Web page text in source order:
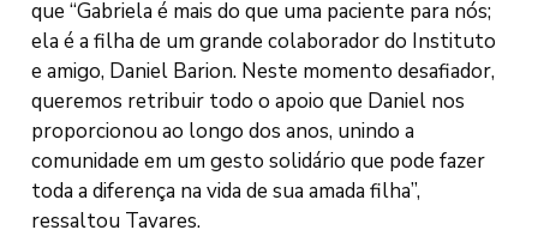
que “Gabriela é mais do que uma paciente para nós;
ela é a filha de um grande colaborador do Instituto
e amigo, Daniel Barion. Neste momento desafiador,
queremos retribuir todo o apoio que Daniel nos
proporcionou ao longo dos anos, unindo a
comunidade em um gesto solidário que pode fazer
toda a diferença na vida de sua amada filha”,
ressaltou Tavares.